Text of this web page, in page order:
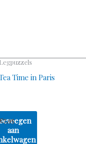
aan
Legpuzzels
Time in Paris
7,95